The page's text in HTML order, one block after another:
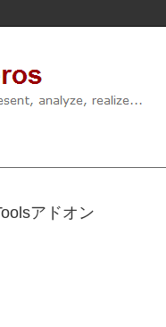
アドオン